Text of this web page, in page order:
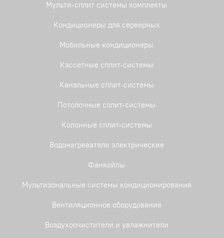
Мульти-сплит системы комплекты
Кондиционеры для серверных
Мобильные кондиционеры
Кассетные сплит-системы
Канальные сплит-системы
Потолочные сплит-системы
Колонные сплит-системы
Водонагреватели электрические
Фанкойлы
Мультизональные системы кондиционирования
Вентиляционное оборудование
Воздухоочистители и увлажнители